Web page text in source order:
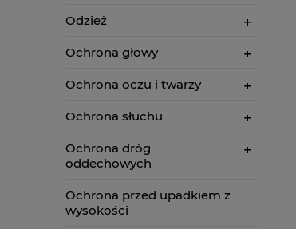
Odzież
Ochrona głowy
Ochrona oczu i twarzy
Ochrona słuchu
Ochrona dróg
oddechowych
Ochrona przed upadkiem z
wysokości